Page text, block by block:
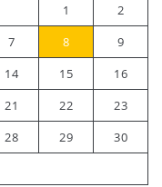
1
2
7 8
9
14 15
16
21 22
23
28 29
30